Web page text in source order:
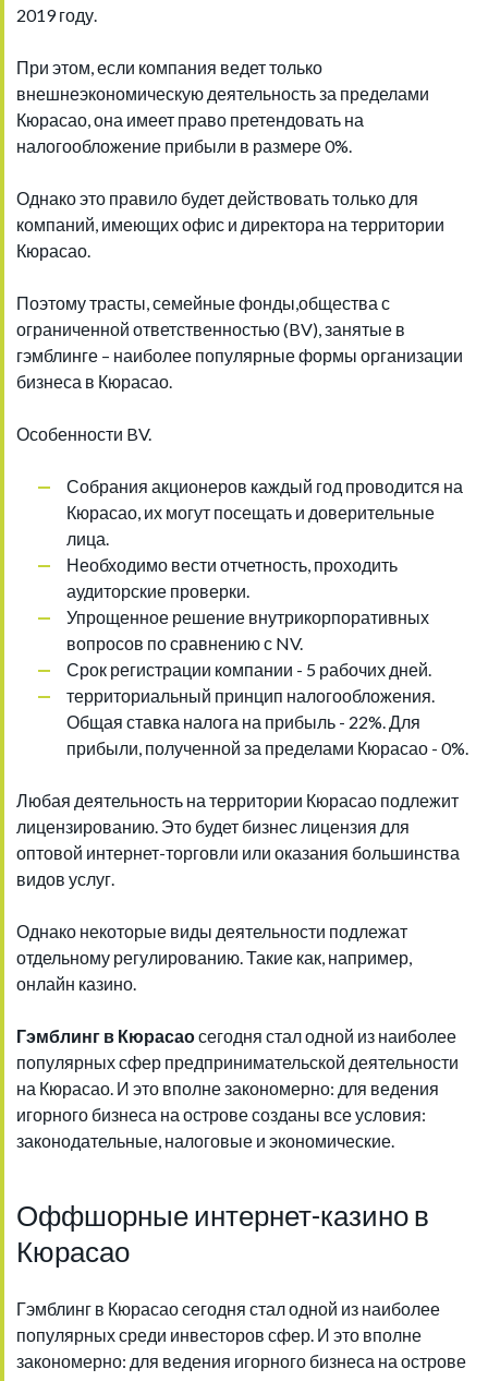
2019 году.
При этом, если компания ведет только
внешнеэкономическую деятельность за пределами
Кюрасао, она имеет право претендовать на
налогообложение прибыли в размере 0%.
Однако это правило будет действовать только для
компаний, имеющих офис и директора на территории
Кюрасао.
Поэтому трасты, семейные фонды,общества с
ограниченной ответственностью (BV), занятые в
гэмблинге – наиболее популярные формы организации
бизнеса в Кюрасао.
Особенности BV.
Собрания акционеров каждый год проводится на
Кюрасао, их могут посещать и доверительные
лица.
Необходимо вести отчетность, проходить
аудиторские проверки.
Упрощенное решение внутрикорпоративных
вопросов по сравнению с NV.
Срок регистрации компании - 5 рабочих дней.
территориальный принцип налогообложения.
Общая ставка налога на прибыль - 22%. Для
прибыли, полученной за пределами Кюрасао - 0%.
Любая деятельность на территории Кюрасао подлежит
лицензированию. Это будет бизнес лицензия для
оптовой интернет-торговли или оказания большинства
видов услуг.
Однако некоторые виды деятельности подлежат
отдельному регулированию. Такие как, например,
онлайн казино.
Гэмблинг в Кюрасаосегодня стал одной из наиболее
популярных сфер предпринимательской деятельности
на Кюрасао. И это вполне закономерно: для ведения
игорного бизнеса на острове созданы все условия:
законодательные, налоговые и экономические.
Оффшорные интернет-казино в
Кюрасао
Гэмблинг в Кюрасао сегодня стал одной из наиболее
популярных среди инвесторов сфер. И это вполне
закономерно: для ведения игорного бизнеса на острове